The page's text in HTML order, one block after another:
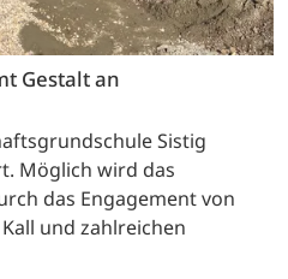
Gestalt an
Sistig
Möglich wird das
das Engagement von
und zahlreichen